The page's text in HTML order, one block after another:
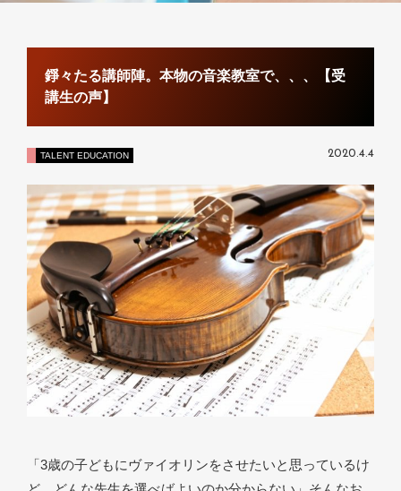
錚々たる講師陣。本物の音楽教室で、、、【受
講生の声】
TALENT EDUCATION 2020.4.4
「3歳の子どもにヴァイオリンをさせたいと思っているけ